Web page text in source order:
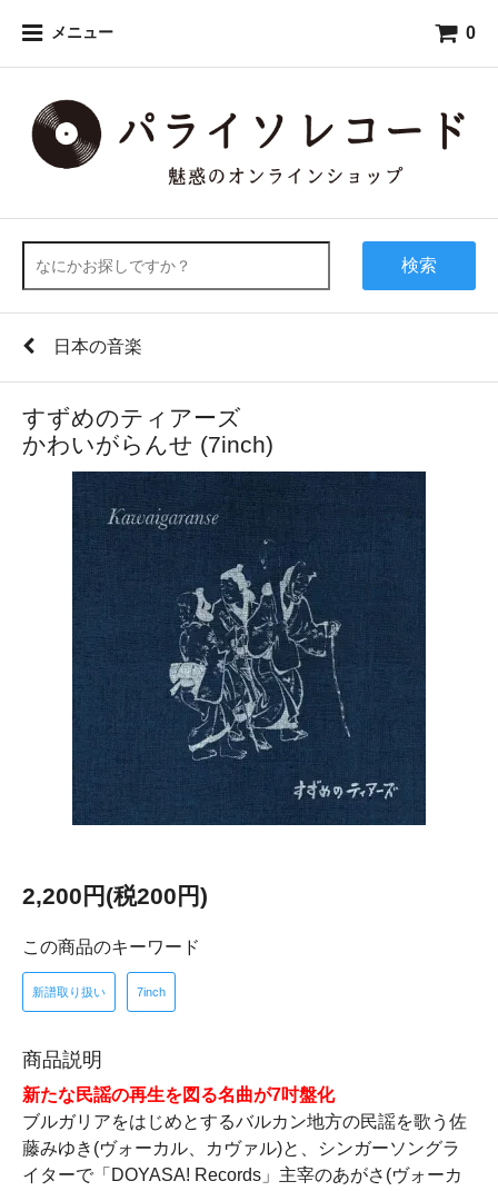
メニュー 0
検索
日本の音楽
すずめのティアーズ
かわいがらんせ (7inch)
2,200円(税200円)
この商品のキーワード
新譜取り扱い 7inch
商品説明
新たな民謡の再生を図る名曲が7吋盤化
ブルガリアをはじめとするバルカン地方の民謡を歌う佐
藤みゆき(ヴォーカル、カヴァル)と、シンガーソングラ
イターで「DOYASA! Records」主宰のあがさ(ヴォーカ